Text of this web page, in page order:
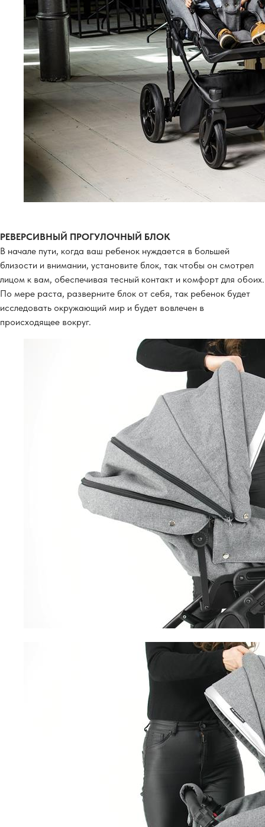
РЕВЕРСИВНЫЙ ПРОГУЛОЧНЫЙ БЛОК
В начале пути, когда ваш ребенок нуждается в большей
близости и внимании, установите блок, так чтобы он смотрел
лицом к вам, обеспечивая тесный контакт и комфорт для обоих.
По мере раста, разверните блок от себя, так ребенок будет
исследовать окружающий мир и будет вовлечен в
происходящее вокруг.